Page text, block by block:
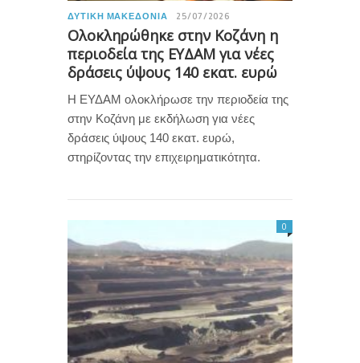
ΔΥΤΙΚΉ ΜΑΚΕΔΟΝΊΑ 25/07/2026
Ολοκληρώθηκε στην Κοζάνη η
περιοδεία της ΕΥΔΑΜ για νέες
δράσεις ύψους 140 εκατ. ευρώ
Η ΕΥΔΑΜ ολοκλήρωσε την περιοδεία της
στην Κοζάνη με εκδήλωση για νέες
δράσεις ύψους 140 εκατ. ευρώ,
στηρίζοντας την επιχειρηματικότητα.
0